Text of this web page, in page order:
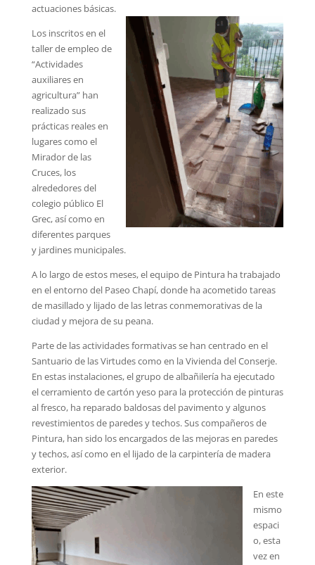
actuaciones básicas.
Los inscritos en el
taller de empleo de
“Actividades
auxiliares en
agricultura” han
realizado sus
prácticas reales en
lugares como el
Mirador de las
Cruces, los
alrededores del
colegio público El
Grec, así como en
diferentes parques
y jardines municipales.
A lo largo de estos meses, el equipo de Pintura ha trabajado
en el entorno del Paseo Chapí, donde ha acometido tareas
de masillado y lijado de las letras conmemorativas de la
ciudad y mejora de su peana.
Parte de las actividades formativas se han centrado en el
Santuario de las Virtudes como en la Vivienda del Conserje.
En estas instalaciones, el grupo de albañilería ha ejecutado
el cerramiento de cartón yeso para la protección de pinturas
al fresco, ha reparado baldosas del pavimento y algunos
revestimientos de paredes y techos. Sus compañeros de
Pintura, han sido los encargados de las mejoras en paredes
y techos, así como en el lijado de la carpintería de madera
exterior.
En este
mismo
espaci
o, esta
vez en